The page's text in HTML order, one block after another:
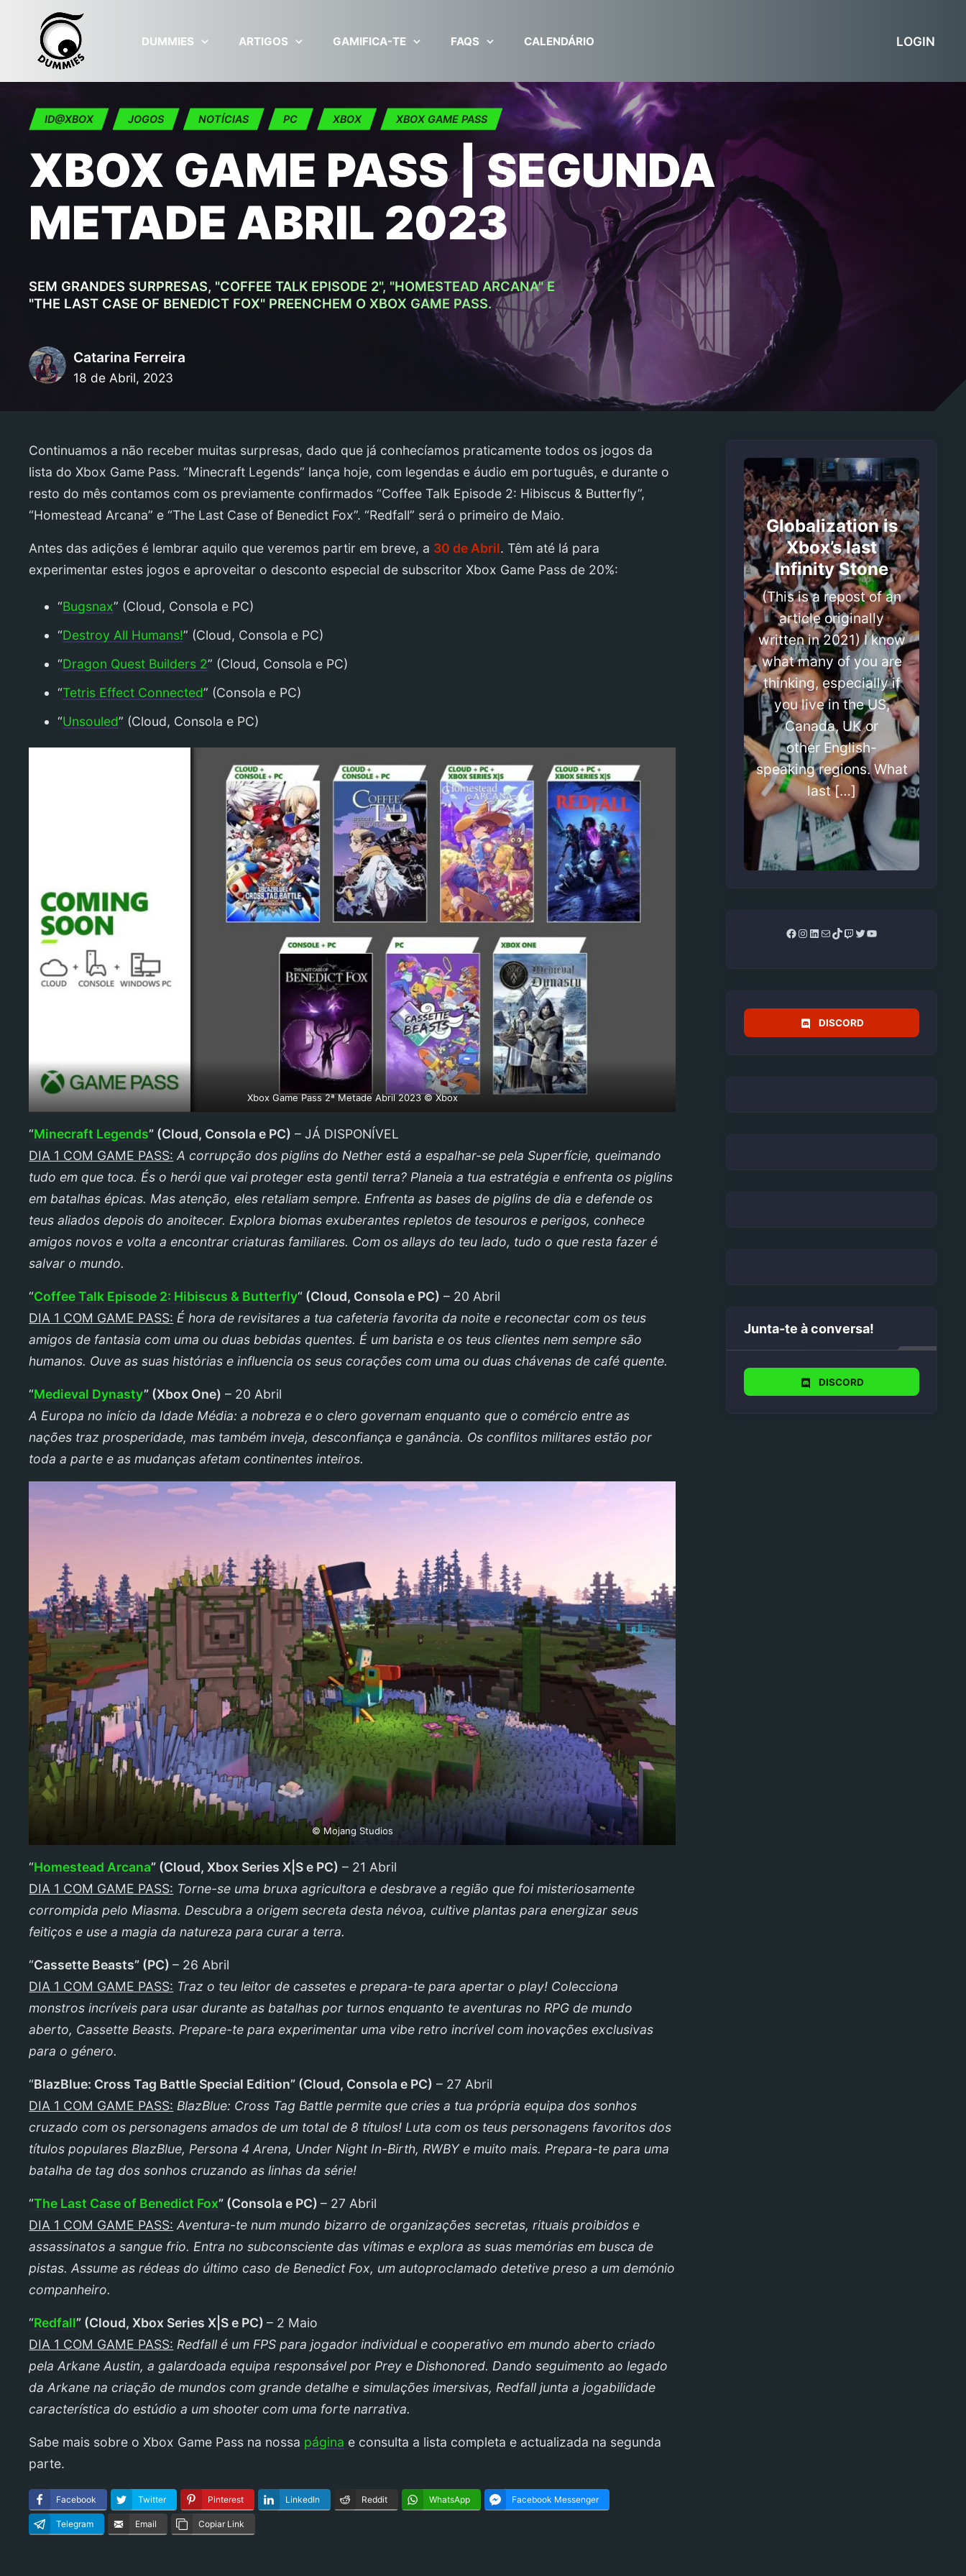
Skip to main content
DUMMIES ARTIGOS GAMIFICA-TE FAQS CALENDÁRIO LOGIN
ID@XBOX JOGOS NOTÍCIAS PC XBOX XBOX GAME PASS
XBOX GAME PASS | SEGUNDA
METADE ABRIL 2023
SEM GRANDES SURPRESAS, "COFFEE TALK EPISODE 2", "HOMESTEAD ARCANA" E
"THE LAST CASE OF BENEDICT FOX" PREENCHEM O XBOX GAME PASS.
18 de Abril, 2023
Catarina Ferreira
Continuamos a não receber muitas surpresas, dado que já conhecíamos praticamente todos os jogos da
lista do Xbox Game Pass. “Minecraft Legends” lança hoje, com legendas e áudio em português, e durante o
resto do mês contamos com os previamente confirmados “Coffee Talk Episode 2: Hibiscus & Butterfly”,
“Homestead Arcana” e “The Last Case of Benedict Fox”. “Redfall” será o primeiro de Maio.
Antes das adições é lembrar aquilo que veremos partir em breve, a 30 de Abril. Têm até lá para
experimentar estes jogos e aproveitar o desconto especial de subscritor Xbox Game Pass de 20%:
“Bugsnax” (Cloud, Consola e PC)
“Destroy All Humans!” (Cloud, Consola e PC)
“Dragon Quest Builders 2” (Cloud, Consola e PC)
“Tetris Effect Connected” (Consola e PC)
“Unsouled” (Cloud, Consola e PC)
Xbox Game Pass 2ª Metade Abril 2023 © Xbox
“Minecraft Legends” (Cloud, Consola e PC) – JÁ DISPONÍVEL
DIA 1 COM GAME PASS: A corrupção dos piglins do Nether está a espalhar-se pela Superfície, queimando
tudo em que toca. És o herói que vai proteger esta gentil terra? Planeia a tua estratégia e enfrenta os piglins
em batalhas épicas. Mas atenção, eles retaliam sempre. Enfrenta as bases de piglins de dia e defende os
teus aliados depois do anoitecer. Explora biomas exuberantes repletos de tesouros e perigos, conhece
amigos novos e volta a encontrar criaturas familiares. Com os allays do teu lado, tudo o que resta fazer é
salvar o mundo.
“Coffee Talk Episode 2: Hibiscus & Butterfly“ (Cloud, Consola e PC) – 20 Abril
DIA 1 COM GAME PASS: É hora de revisitares a tua cafeteria favorita da noite e reconectar com os teus
amigos de fantasia com uma ou duas bebidas quentes. É um barista e os teus clientes nem sempre são
humanos. Ouve as suas histórias e influencia os seus corações com uma ou duas chávenas de café quente.
“Medieval Dynasty” (Xbox One) – 20 Abril
A Europa no início da Idade Média: a nobreza e o clero governam enquanto que o comércio entre as
nações traz prosperidade, mas também inveja, desconfiança e ganância. Os conflitos militares estão por
toda a parte e as mudanças afetam continentes inteiros.
© Mojang Studios
“Homestead Arcana” (Cloud, Xbox Series X|S e PC) – 21 Abril
DIA 1 COM GAME PASS: Torne-se uma bruxa agricultora e desbrave a região que foi misteriosamente
corrompida pelo Miasma. Descubra a origem secreta desta névoa, cultive plantas para energizar seus
feitiços e use a magia da natureza para curar a terra.
“Cassette Beasts” (PC) – 26 Abril
DIA 1 COM GAME PASS: Traz o teu leitor de cassetes e prepara-te para apertar o play! Colecciona
monstros incríveis para usar durante as batalhas por turnos enquanto te aventuras no RPG de mundo
aberto, Cassette Beasts. Prepare-te para experimentar uma vibe retro incrível com inovações exclusivas
para o género.
“BlazBlue: Cross Tag Battle Special Edition” (Cloud, Consola e PC) – 27 Abril
DIA 1 COM GAME PASS: BlazBlue: Cross Tag Battle permite que cries a tua própria equipa dos sonhos
cruzado com os personagens amados de um total de 8 títulos! Luta com os teus personagens favoritos dos
títulos populares BlazBlue, Persona 4 Arena, Under Night In-Birth, RWBY e muito mais. Prepara-te para uma
batalha de tag dos sonhos cruzando as linhas da série!
“The Last Case of Benedict Fox” (Consola e PC) – 27 Abril
DIA 1 COM GAME PASS: Aventura-te num mundo bizarro de organizações secretas, rituais proibidos e
assassinatos a sangue frio. Entra no subconsciente das vítimas e explora as suas memórias em busca de
pistas. Assume as rédeas do último caso de Benedict Fox, um autoproclamado detetive preso a um demónio
companheiro.
“Redfall” (Cloud, Xbox Series X|S e PC) – 2 Maio
DIA 1 COM GAME PASS: Redfall é um FPS para jogador individual e cooperativo em mundo aberto criado
pela Arkane Austin, a galardoada equipa responsável por Prey e Dishonored. Dando seguimento ao legado
da Arkane na criação de mundos com grande detalhe e simulações imersivas, Redfall junta a jogabilidade
característica do estúdio a um shooter com uma forte narrativa.
Sabe mais sobre o Xbox Game Pass na nossa página e consulta a lista completa e actualizada na segunda
parte.
Facebook Twitter Pinterest LinkedIn Reddit WhatsApp Facebook Messenger
Telegram Email Copiar Link
Globalization is
Xbox’s last
Infinity Stone
(This is a repost of an
article originally
written in 2021) I know
what many of you are
thinking, especially if
you live in the US,
Canada, UK or
other English-
speaking regions. What
last […]
Facebook
Instagram
LinkedIn
MailTikTok
Twitch
Twitter
YouTube
DISCORD
Junta-te à conversa!
DISCORD